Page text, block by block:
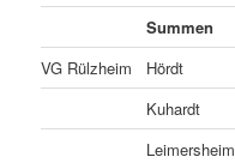
Summen
VG Rülzheim
Hördt
Kuhardt
Leimersheim